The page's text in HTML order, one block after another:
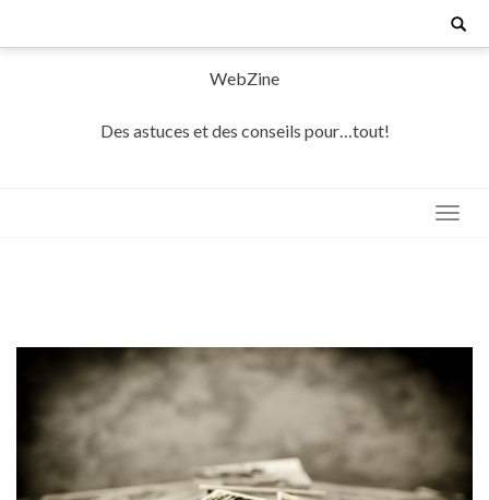
Search
WebZine
Des astuces et des conseils pour…tout!